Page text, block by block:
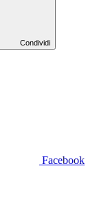
Condividi
Facebook